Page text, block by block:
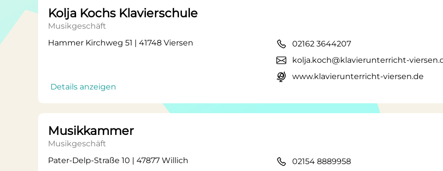
Kolja Kochs Klavierschule
Musikgeschäft
Hammer Kirchweg 51 | 41748 Viersen
Details anzeigen
02162 3644207
kolja.koch@klavierunterricht-
www.klavierunterricht-viersen.de
Musikkammer
Musikgeschäft
Pater-Delp-Straße 10 | 47877 Willich
02154 8889958